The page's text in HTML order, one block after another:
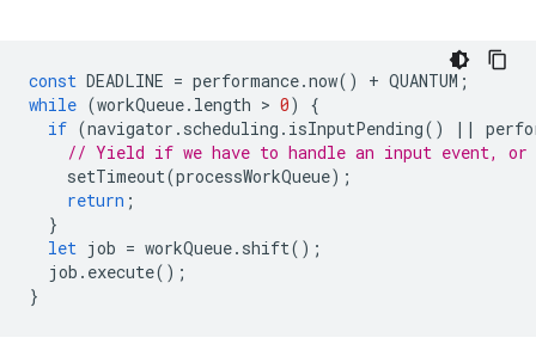
const DEADLINE = performance.now() + QUANTUM ;
while (workQueue. length > 0)
{
if (navigator . scheduling . isInputPending() ||
// Yield if we have to handle an input event,
setTimeout(processWorkQueue);
return ;
}
let job = workQueue. shift();
job . execute();
}